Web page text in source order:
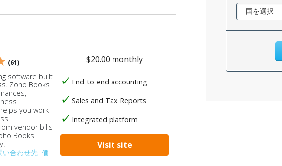
(61)
software built
Zoho Books
you work
vendor bills
Books
い合わせ先 価
$20.00 monthly
End-to-end accounting
Sales and Tax Reports
Integrated platform
Visit site